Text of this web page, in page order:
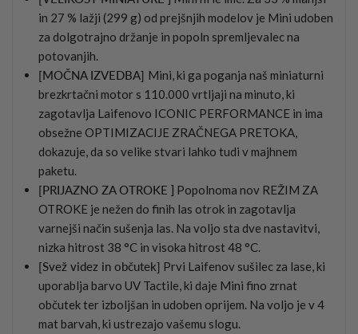
in 27 % lažji (299 g) od prejšnjih modelov je Mini udoben
za dolgotrajno držanje in popoln spremljevalec na
potovanjih.
[MOČNA IZVEDBA] Mini, ki ga poganja naš miniaturni
brezkrtačni motor s 110.000 vrtljaji na minuto, ki
zagotavlja Laifenovo ICONIC PERFORMANCE in ima
obsežne OPTIMIZACIJE ZRAČNEGA PRETOKA,
dokazuje, da so velike stvari lahko tudi v majhnem
paketu.
[PRIJAZNO ZA OTROKE ] Popolnoma nov REŽIM ZA
OTROKE je nežen do finih las otrok in zagotavlja
varnejši način sušenja las. Na voljo sta dve nastavitvi,
nizka hitrost 38 °C in visoka hitrost 48 °C.
[Svež videz in občutek] Prvi Laifenov sušilec za lase, ki
uporablja barvo UV Tactile, ki daje Mini fino zrnat
občutek ter izboljšan in udoben oprijem. Na voljo je v 4
mat barvah, ki ustrezajo vašemu slogu.